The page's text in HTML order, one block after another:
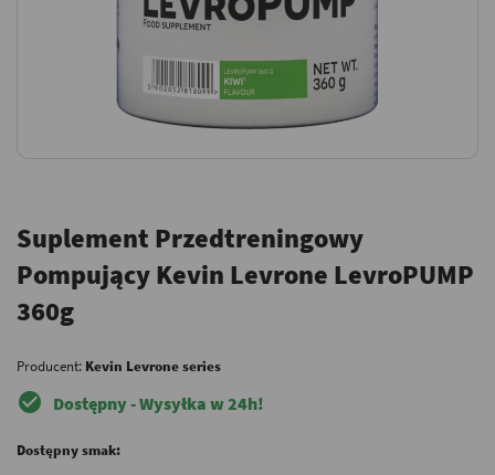
Suplement Przedtreningowy
Pompujący Kevin Levrone LevroPUMP
360g
Producent: Kevin Levrone series
check_circle Dostępny - Wysyłka w 24h!
Dostępny smak: